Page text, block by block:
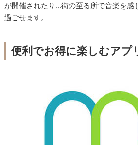
が開催されたり…街の至る所で音楽を感
過ごせます。
便利でお得に楽しむアプ